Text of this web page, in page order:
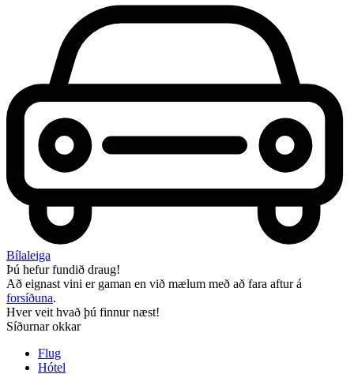
Bílaleiga
Þú hefur fundið draug!
Að eignast vini er gaman en við mælum með að fara aftur á
forsíðuna.
Hver veit hvað þú finnur næst!
Síðurnar okkar
Flug
Hótel